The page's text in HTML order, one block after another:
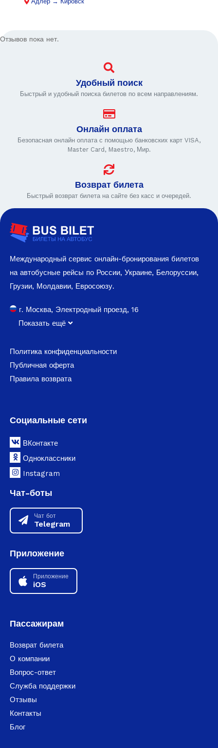
Отзывов пока нет.
Удобный поиск
Быстрый и удобный поиска билетов по всем направлениям.
Онлайн оплата
Безопасная онлайн оплата с помощью банковских карт VISA,
Master Card, Maestro, Мир.
Возврат билета
Быстрый возврат билета на сайте без касс и очередей.
Международный сервис онлайн-бронирования билетов
на автобусные рейсы по России, Украине, Белоруссии,
Грузии, Молдавии, Евросоюзу.
г. Москва, Электродный проезд, 16
Показать ещё
Политика конфиденциальности
Публичная оферта
Правила возврата
Социальные сети
ВКонтакте
Одноклассники
Instagram
Чат-боты
Чат бот
Telegram
Приложение
Приложение
iOS
Пассажирам
Возврат билета
О компании
Вопрос-ответ
Служба поддержки
Отзывы
Контакты
Блог